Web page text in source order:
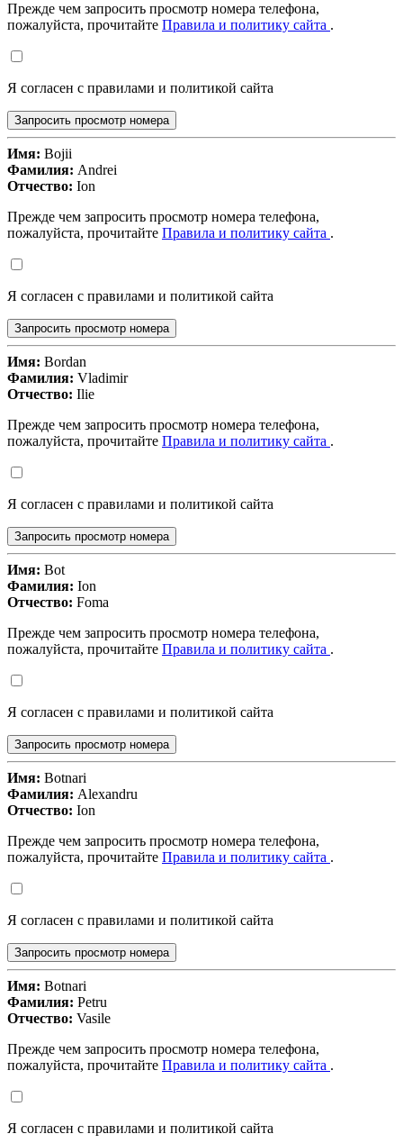
Прежде чем запросить просмотр номера телефона,
пожалуйста, прочитайте Правила и политику сайта .
Я согласен с правилами и политикой сайта
Запросить просмотр номера
Имя: Bojii
Фамилия: Andrei
Отчество: Ion
Прежде чем запросить просмотр номера телефона,
пожалуйста, прочитайте Правила и политику сайта .
Я согласен с правилами и политикой сайта
Запросить просмотр номера
Имя: Bordan
Фамилия: Vladimir
Отчество: Ilie
Прежде чем запросить просмотр номера телефона,
пожалуйста, прочитайте Правила и политику сайта .
Я согласен с правилами и политикой сайта
Запросить просмотр номера
Имя: Bot
Фамилия: Ion
Отчество: Foma
Прежде чем запросить просмотр номера телефона,
пожалуйста, прочитайте Правила и политику сайта .
Я согласен с правилами и политикой сайта
Запросить просмотр номера
Имя: Botnari
Фамилия: Alexandru
Отчество: Ion
Прежде чем запросить просмотр номера телефона,
пожалуйста, прочитайте Правила и политику сайта .
Я согласен с правилами и политикой сайта
Запросить просмотр номера
Имя: Botnari
Фамилия: Petru
Отчество: Vasile
Прежде чем запросить просмотр номера телефона,
пожалуйста, прочитайте Правила и политику сайта .
Я согласен с правилами и политикой сайта